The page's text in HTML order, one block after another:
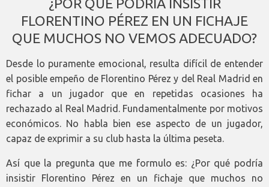
¿POR QUÉ PODRÍA INSISTIR
FLORENTINO PÉREZ EN UN FICHAJE
QUE MUCHOS NO VEMOS ADECUADO?
Desde lo puramente emocional, resulta difícil de entender
el posible empeño de Florentino Pérez y del Real Madrid en
fichar a un jugador que en repetidas ocasiones ha
rechazado al Real Madrid. Fundamentalmente por motivos
económicos. No habla bien ese aspecto de un jugador,
capaz de exprimir a su club hasta la última peseta.
Así que la pregunta que me formulo es: ¿Por qué podría
insistir Florentino Pérez en un fichaje que muchos no